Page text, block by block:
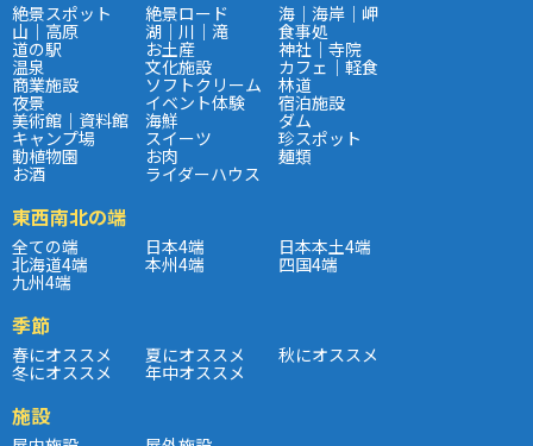
絶景スポット 絶景ロード 海｜海岸｜岬
山｜高原 湖｜川｜滝 食事処
道の駅 お土産 神社｜寺院
温泉 文化施設 カフェ｜軽食
商業施設 ソフトクリーム 林道
夜景 イベント体験 宿泊施設
美術館｜資料館 海鮮 ダム
キャンプ場 スイーツ 珍スポット
動植物園 お肉 麺類
お酒 ライダーハウス
東西南北の端
全ての端 日本4端 日本本土4端
北海道4端 本州4端 四国4端
九州4端
季節
春にオススメ 夏にオススメ 秋にオススメ
冬にオススメ 年中オススメ
施設